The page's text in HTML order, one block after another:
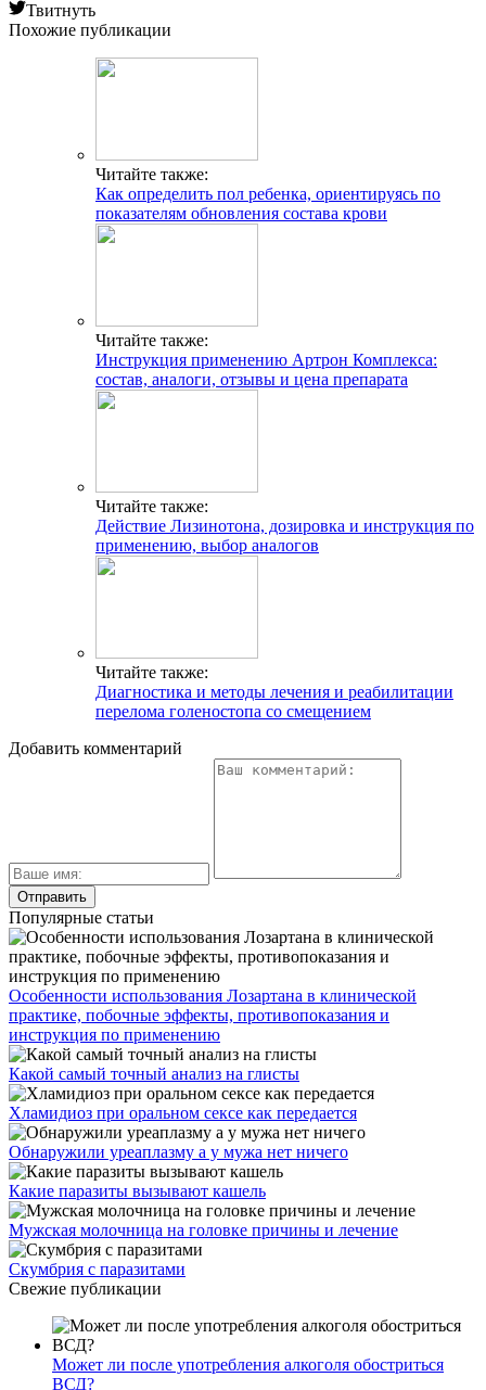
Твитнуть
Похожие публикации
Читайте также:
Как определить пол ребенка, ориентируясь по
показателям обновления состава крови
Читайте также:
Инструкция применению Артрон Комплекса:
состав, аналоги, отзывы и цена препарата
Читайте также:
Действие Лизинотона, дозировка и инструкция по
применению, выбор аналогов
Читайте также:
Диагностика и методы лечения и реабилитации
перелома голеностопа со смещением
Добавить комментарий
Популярные статьи
Особенности использования Лозартана в клинической
практике, побочные эффекты, противопоказания и
инструкция по применению
Какой самый точный анализ на глисты
Хламидиоз при оральном сексе как передается
Обнаружили уреаплазму а у мужа нет ничего
Какие паразиты вызывают кашель
Мужская молочница на головке причины и лечение
Скумбрия с паразитами
Свежие публикации
Может ли после употребления алкоголя обостриться
ВСД?